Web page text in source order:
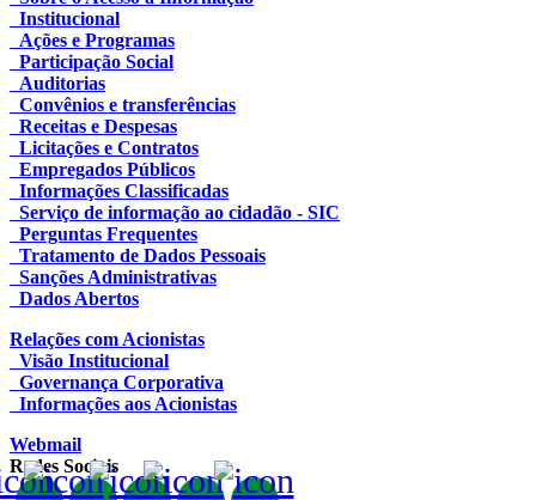
Institucional
Ações e Programas
Participação Social
Auditorias
Convênios e transferências
Receitas e Despesas
Licitações e Contratos
Empregados Públicos
Informações Classificadas
Serviço de informação ao cidadão - SIC
Perguntas Frequentes
Tratamento de Dados Pessoais
Sanções Administrativas
Dados Abertos
Relações com Acionistas
Visão Institucional
Governança Corporativa
Informações aos Acionistas
Webmail
Redes Sociais